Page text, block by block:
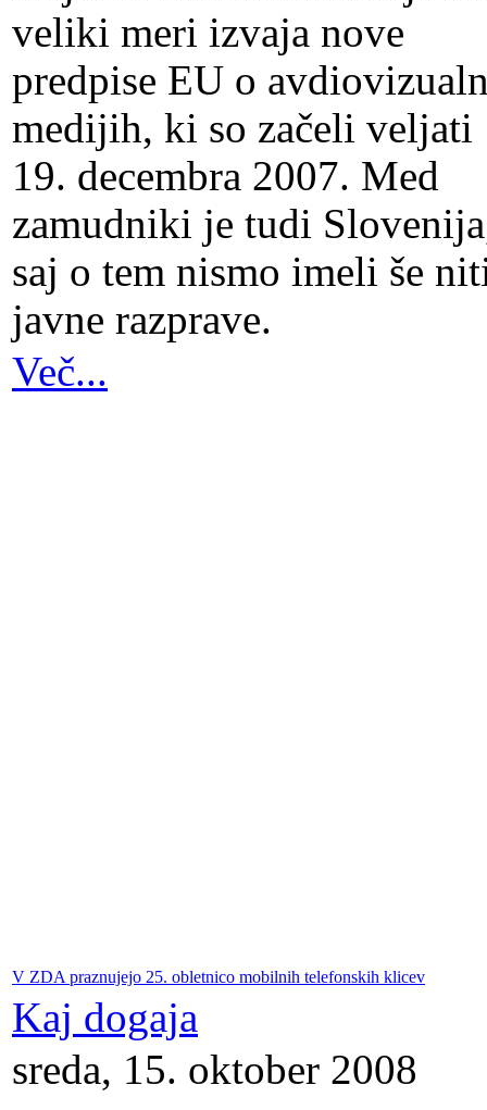
veliki meri izvaja nove
predpise EU o
medijih, ki so začeli veljati
19. decembra 2007. Med
zamudniki je tudi
saj o tem nismo imeli še
javne razprave.
Več...
V ZDA praznujejo 25. obletnico mobilnih telefonskih klicev
Kaj dogaja
sreda, 15. oktober 2008